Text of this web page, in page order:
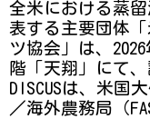
全米における蒸
表する主要団体
ツ協会」は、2026
階「天翔」
にて
DISCUSは、米国
／海外農務局（